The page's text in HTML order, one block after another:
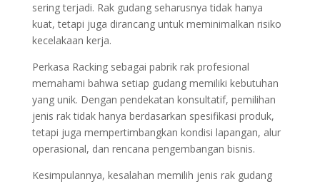
sering terjadi. Rak gudang seharusnya tidak hanya
kuat, tetapi juga dirancang untuk meminimalkan risiko
kecelakaan kerja.
Perkasa Racking sebagai pabrik rak profesional
memahami bahwa setiap gudang memiliki kebutuhan
yang unik. Dengan pendekatan konsultatif, pemilihan
jenis rak tidak hanya berdasarkan spesifikasi produk,
tetapi juga mempertimbangkan kondisi lapangan, alur
operasional, dan rencana pengembangan bisnis.
Kesimpulannya, kesalahan memilih jenis rak gudang